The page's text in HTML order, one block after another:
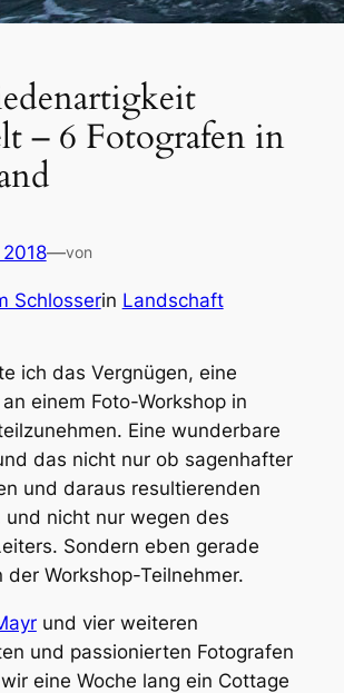
– 6 Fotografen in
—von
Schlosserin Landschaft
ich das Vergnügen, eine
einem Foto-Workshop in
Eine wunderbare
das nicht nur ob sagenhafter
und daraus resultierenden
und nicht nur wegen des
Sondern eben gerade
der Workshop-Teilnehmer.
und vier weiteren
und passionierten Fotografen
eine Woche lang ein Cottage